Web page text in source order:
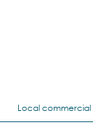
Local commercial